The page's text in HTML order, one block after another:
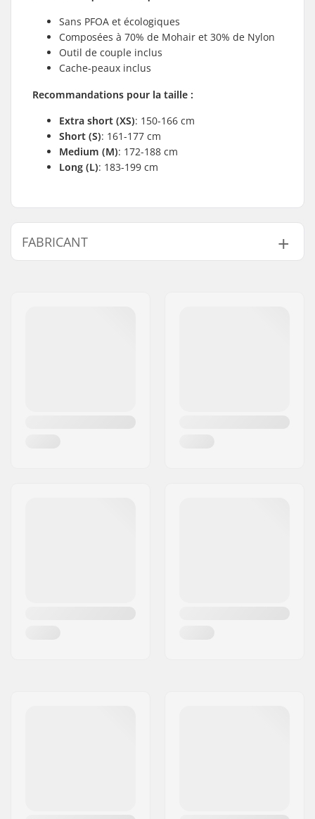
Sans PFOA et écologiques
Composées à 70% de Mohair et 30% de Nylon
Outil de couple inclus
Cache-peaux inclus
Recommandations pour la taille :
Extra short (XS): 150-166 cm
Short (S): 161-177 cm
Medium (M): 172-188 cm
Long (L): 183-199 cm
FABRICANT